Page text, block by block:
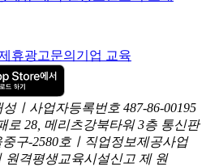
휴광고문의 기업 교육
ㅣ사업자등록번호 487-86-00195
로 28, 메리츠강북타워 3층 통신판
구-2580호ㅣ직업정보제공사업
원격평생교육시설신고 제 원